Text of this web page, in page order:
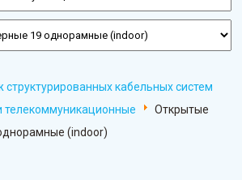
структурированных кабельных систем
телекоммуникационные
Открытые
(indoor)